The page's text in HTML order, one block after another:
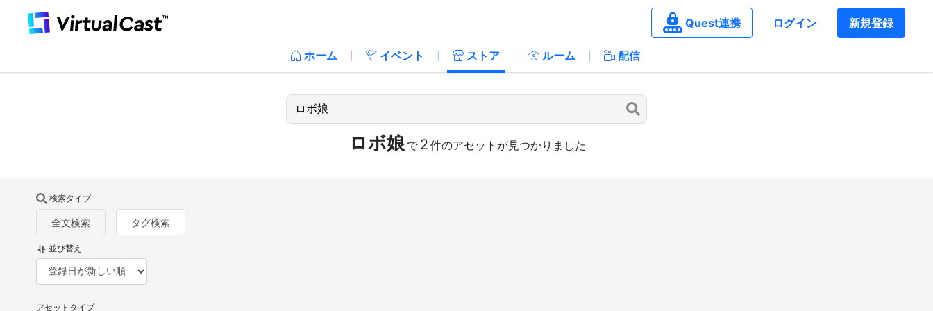
Quest連携 ログイン 新規登録
ホーム イベント ストア ルーム 配信
ロボ娘 で 2 件のアセットが見つかりました
検索タイプ
全文検索 タグ検索
並び替え
アセットタイプ